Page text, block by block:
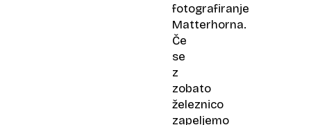
fotografiranje
Matterhorna.
Če
se
z
zobato
železnico
zapeljemo